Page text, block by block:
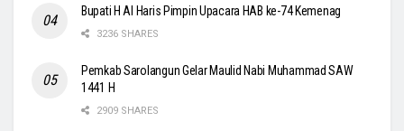
Bupati H Al Haris Pimpin Upacara HAB ke-74 Kemenag
3236 SHARES
Pemkab Sarolangun Gelar Maulid Nabi Muhammad SAW
1441 H
2909 SHARES